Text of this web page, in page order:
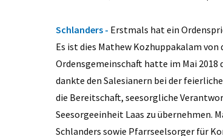
Schlanders - Erstmals hat ein
Es ist dies Mathew Kozhuppakalam von
Ordensgemeinschaft hatte im Mai
dankte den Salesianern bei der
die Bereitschaft, seesorgliche
Seesorgeeinheit Laas zu übernehmen.
Schlanders sowie Pfarrseelsorger für